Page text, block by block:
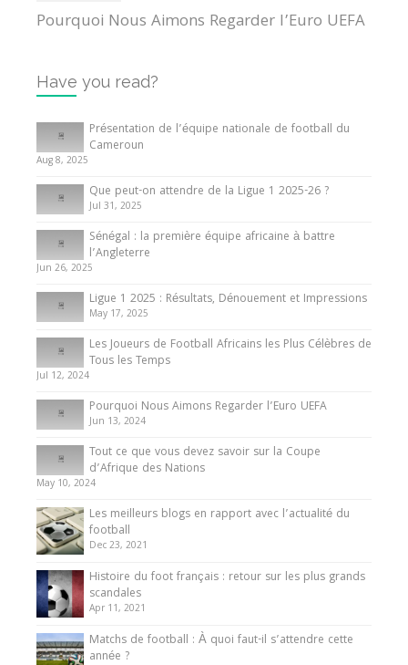
Pourquoi Nous Aimons Regarder l’Euro UEFA
Internationales
Tout ce que vous devez savoir sur la Coupe
d’Afrique des Nations
10 May 2024
Internationales
Présentation de l’équipe nationale de football
du Cameroun
8 August 2025
Have you read?
Présentation de l’équipe nationale de football du
Cameroun
Aug 8, 2025
Que peut-on attendre de la Ligue 1 2025-26 ?
Jul 31, 2025
Sénégal : la première équipe africaine à battre
l’Angleterre
Jun 26, 2025
Ligue 1 2025 : Résultats, Dénouement et Impressions
May 17, 2025
Les Joueurs de Football Africains les Plus Célèbres de
Tous les Temps
Jul 12, 2024
Pourquoi Nous Aimons Regarder l’Euro UEFA
Jun 13, 2024
Tout ce que vous devez savoir sur la Coupe
d’Afrique des Nations
May 10, 2024
Les meilleurs blogs en rapport avec l’actualité du
football
Dec 23, 2021
Histoire du foot français : retour sur les plus grands
scandales
Apr 11, 2021
Matchs de football : À quoi faut-il s’attendre cette
année ?